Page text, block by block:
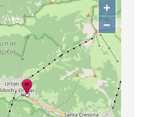
+
−